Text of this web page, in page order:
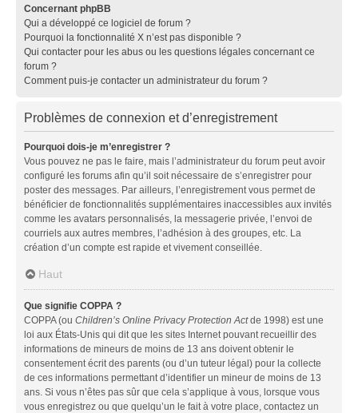
Concernant phpBB
Qui a développé ce logiciel de forum ?
Pourquoi la fonctionnalité X n’est pas disponible ?
Qui contacter pour les abus ou les questions légales concernant ce
forum ?
Comment puis-je contacter un administrateur du forum ?
Problèmes de connexion et d’enregistrement
Pourquoi dois-je m’enregistrer ?
Vous pouvez ne pas le faire, mais l’administrateur du forum peut avoir
configuré les forums afin qu’il soit nécessaire de s’enregistrer pour
poster des messages. Par ailleurs, l’enregistrement vous permet de
bénéficier de fonctionnalités supplémentaires inaccessibles aux invités
comme les avatars personnalisés, la messagerie privée, l’envoi de
courriels aux autres membres, l’adhésion à des groupes, etc. La
création d’un compte est rapide et vivement conseillée.
Haut
Que signifie COPPA ?
COPPA (ou Children’s Online Privacy Protection Actde 1998) est une
loi aux États-Unis qui dit que les sites Internet pouvant recueillir des
informations de mineurs de moins de 13 ans doivent obtenir le
consentement écrit des parents (ou d’un tuteur légal) pour la collecte
de ces informations permettant d’identifier un mineur de moins de 13
ans. Si vous n’êtes pas sûr que cela s’applique à vous, lorsque vous
vous enregistrez ou que quelqu’un le fait à votre place, contactez un